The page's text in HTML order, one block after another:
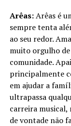
Arêas:Arêas é
sempre tenta
ao seu redor.
muito orgulho
comunidade.
principalmente
em ajudar a
ultrapassa
carreira musical,
de vontade não